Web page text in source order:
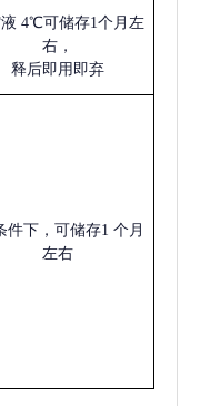
4℃可储存1个月左
右，
释后即用即弃
下，可储存1 个月
左右